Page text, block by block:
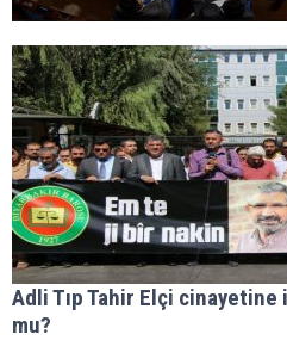
Adli Tıp Tahir Elçi
mu?